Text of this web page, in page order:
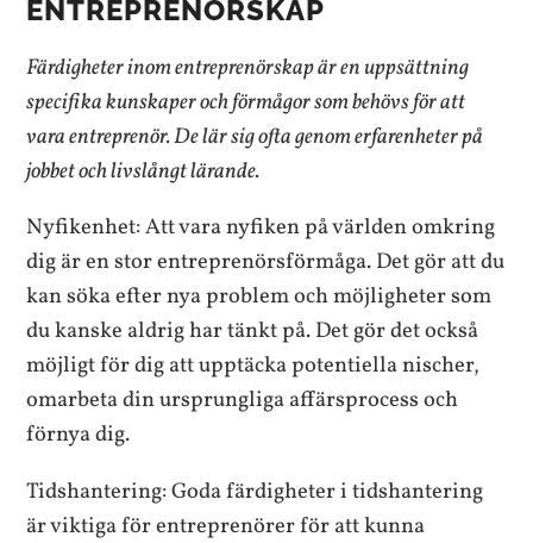
ENTREPRENÖRSKAP
Färdigheter inom entreprenörskap är en uppsättning
specifika kunskaper och förmågor som behövs för att
vara entreprenör. De lär sig ofta genom erfarenheter på
jobbet och livslångt lärande.
Nyfikenhet: Att vara nyfiken på världen omkring
dig är en stor entreprenörsförmåga. Det gör att du
kan söka efter nya problem och möjligheter som
du kanske aldrig har tänkt på. Det gör det också
möjligt för dig att upptäcka potentiella nischer,
omarbeta din ursprungliga affärsprocess och
förnya dig.
Tidshantering: Goda färdigheter i tidshantering
är viktiga för entreprenörer för att kunna